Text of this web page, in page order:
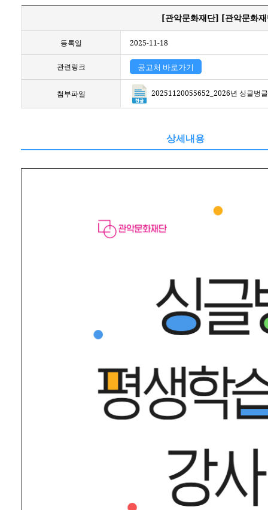
[관악문화재단] [관악문화
등록일 2025-11-18
관련링크 공고처 바로가기
첨부파일 20251120055652_2026년 싱글벙
상세내용